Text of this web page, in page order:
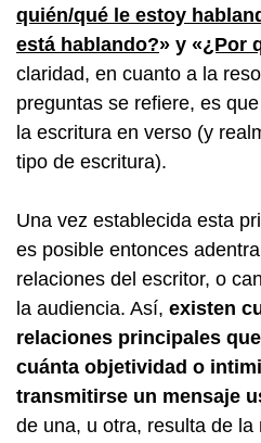
quién/qué le estoy
está hablando?» y «¿Por
claridad, en cuanto a la
preguntas se refiere, es
la escritura en verso (y
tipo de escritura).
Una vez establecida esta
es posible entonces
relaciones del escritor, o
la audiencia. Así, existen
relaciones principales
cuánta objetividad o
transmitirse un mensaje
de una, u otra, resulta de la